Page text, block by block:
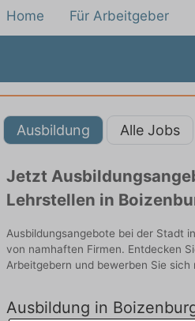
Home Für Arbeitgeber
Ausbildung Alle Jobs
Jetzt
Lehrstellen in
Ausbildungsangebote bei der Stadt
von namhaften Firmen. Entdecken
Arbeitgebern und bewerben Sie sich
Ausbildung in